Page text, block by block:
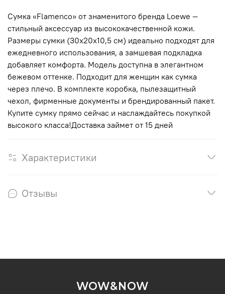
Сумка «Flamenco» от знаменитого бренда Loewe —
стильный аксессуар из высококачественной кожи.
Размеры сумки (30x20x10,5 см) идеально подходят для
ежедневного использования, а замшевая подкладка
добавляет комфорта. Модель доступна в элегантном
бежевом оттенке. Подходит для женщин как сумка
через плечо. В комплекте коробка, пылезащитный
чехол, фирменные документы и брендированный пакет.
Купите сумку прямо сейчас и наслаждайтесь покупкой
высокого класса!Доставка займет от 15 дней
Характеристики
Отзывы
WOW&NOW